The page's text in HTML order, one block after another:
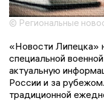
© Региональные
«Новости Липецка»
специальной
актуальную
России и за
традиционной